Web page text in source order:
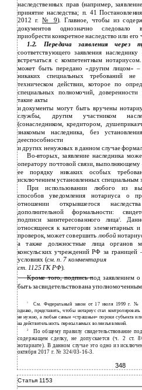
наследственных прав (например,
принятие наследства; п. 41
2012 г.№ 9). Главное, чтобы из
документов однозначно следовало
приобрести конкретное наследство или его
1.2. Передача заявления через
соответствующего заявления
встречаться с компетентным нотариусом.
может быть передано «другим лицом» –
никаких специальных требований
техническом действии, которое по
специальных полномочий,
такие акты
идокументы могут быть вручены
службы, другим участником
(сонаследником, кредитором,
знакомым наследника, без
дееспособности
идругих ненужных в данном случае
Во-вторых, заявление наследника
оператору почтовой связи,
ее порядку никаких особых
исключением установленных специальным
При использовании любого из
способов уведомления нотариуса о
отношении открывшегося
дополнительной формальности:
подписи заинтересованного лица2.
относящееся к категории элементарных
проверок, может совершитьлюбой
а также должностные лица органов
консульских учреждений РФ за границей
условиях (см. п. 7 комментария
ст. 1125 ГК РФ).
Кроме того, подпись под заявлением
быть засвидетельствована
1
См. Федеральный закон от 17 июля 1999 г. №
однако, представить, чтобы нотариус стал
не нужно, а любые самые «страшные» пороки субъекта
на действительность пересылаемых волеизъявлений.
2По общему правилу свидетельствование
содержащем сделку, не допускается (ч. 2 ст.
нотариате). В данном случае это одно из
октября 2017 г. № 324/03-16-3.
348
Статья 1153